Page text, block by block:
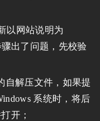
以网站说明为
出了问题，先校验
自解压文件，如果提
系统时，将后
开；